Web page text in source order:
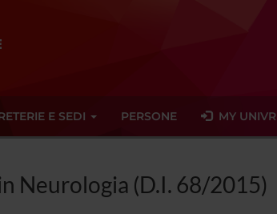
E SEDI PERSONE MY UNIVR
Neurologia (D.I. 68/2015)